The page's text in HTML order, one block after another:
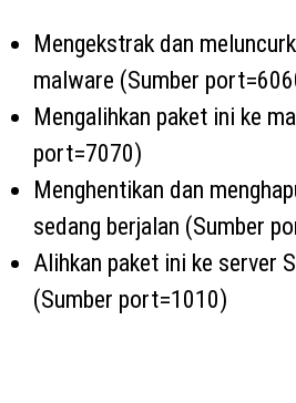
Mengekstrak dan
malware (Sumber
Mengalihkan paket ini ke
port=7070)
Menghentikan dan
sedang berjalan (Sumber
Alihkan paket ini ke server
(Sumber port=1010)